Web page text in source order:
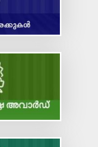
Health and Working